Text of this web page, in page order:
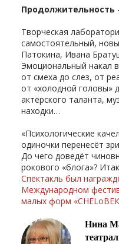
Продолжительность
Творческая
самостоятельный,
Патокина, Ивана
Эмоциональный накал
от смеха до слез, от
от «холодной головы»
актёрского таланта,
находки…
«Психологические
одиночки перенесёт
До чего доведёт
рокового «блога»?
Спектакль был
Международном
малых форм
Нина